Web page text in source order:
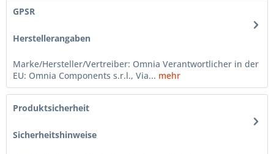
GPSR
Herstellerangaben
Marke/Hersteller/Vertreiber: Omnia Verantwortlicher in der
EU: Omnia Components s.r.l., Via... mehr
Produktsicherheit
Sicherheitshinweise